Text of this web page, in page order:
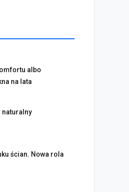
albo
na lata
naturalny
ścian. Nowa rola